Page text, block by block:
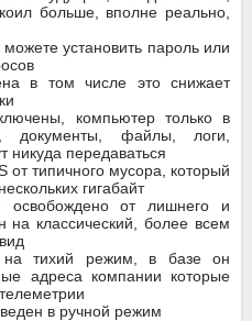
больше, вполне реально,
установить пароль или
в том числе это снижает
компьютер только в
документы, файлы, логи,
никуда передаваться
от типичного мусора, который
гигабайт
освобождено от лишнего и
на классический, более всем
на тихий режим, в базе он
адреса компании которые
в ручной режим